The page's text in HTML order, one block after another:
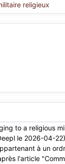
religieux
to a religious
le 2026-04-22)
à un
l'article